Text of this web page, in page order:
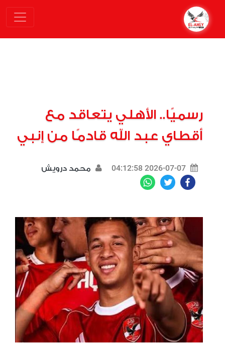
رسميًا.. الأهلي يتعاقد مع
أقطاي عبد الله قادمًا من إنبي
2026-07-07 04:12:58 محمد درويش
Facebook
Twitter